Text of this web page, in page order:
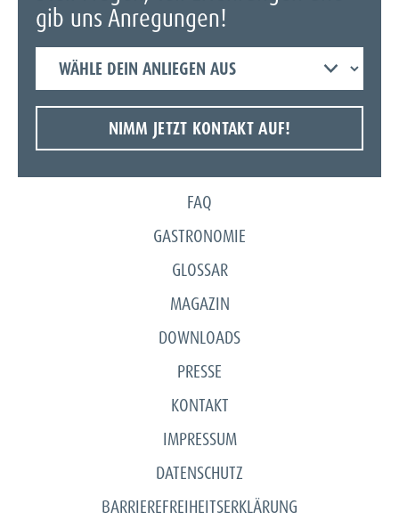
in Deutschland und
zeigt dir, wie du
Verpackungen im
einordnest.
gib uns Anregungen!
Wähle
Anliegen
NIMM JETZT KONTAKT AUF!
FAQ
GASTRONOMIE
GLOSSAR
MAGAZIN
DOWNLOADS
PRESSE
KONTAKT
IMPRESSUM
DATENSCHUTZ
BARRIEREFREIHEITSERKLÄRUNG